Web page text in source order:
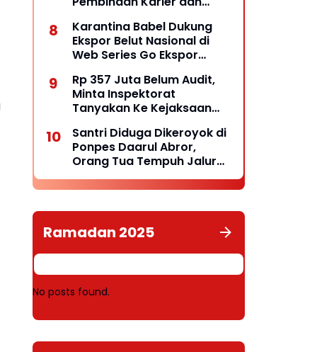
Kamtibmas
Karantina Babel Dukung
Ekspor Belut Nasional di
Web Series Go Ekspor
Lokal Menuju Pasar Dunia
Rp 357 Juta Belum Audit,
Minta Inspektorat
Tanyakan Ke Kejaksaan
Keberadaannya
Santri Diduga Dikeroyok di
Ponpes Daarul Abror,
Orang Tua Tempuh Jalur
Hukum, Laporan Resmi
Masuk Polda Babel
Ramadan 2025
No posts found.